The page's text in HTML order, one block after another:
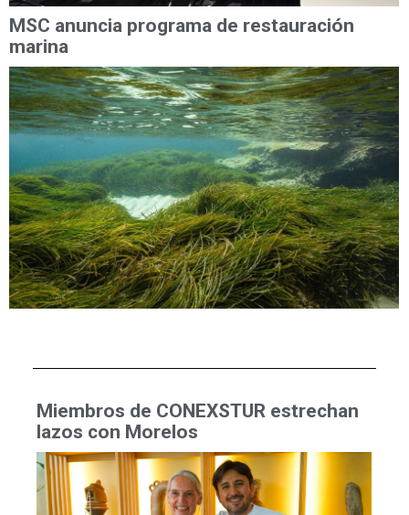
MSC anuncia programa de restauración
marina
Miembros de CONEXSTUR estrechan
lazos con Morelos